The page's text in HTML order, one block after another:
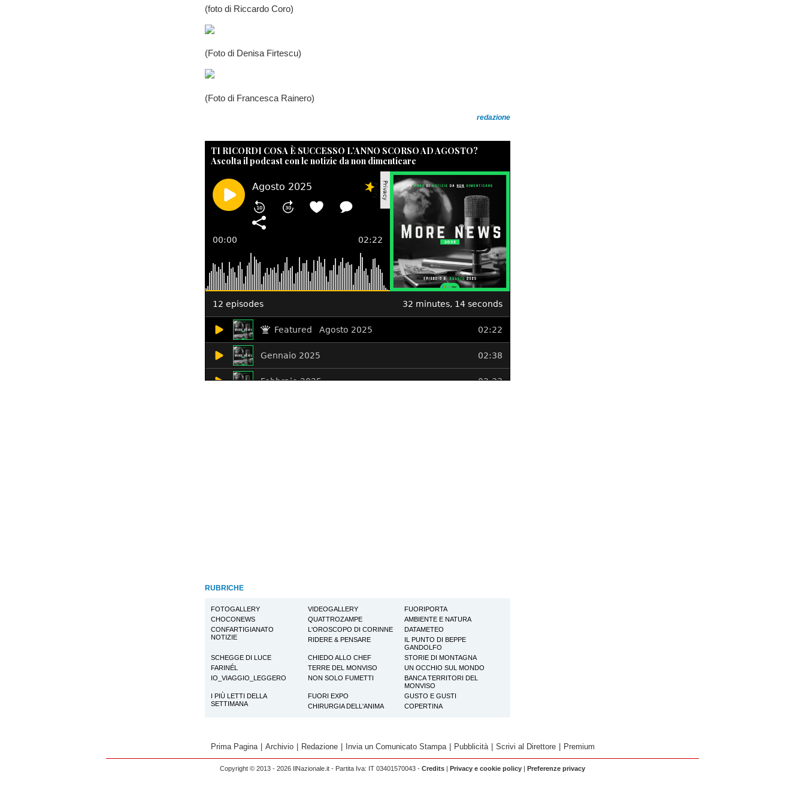
(foto di Riccardo Coro)
(Foto di Denisa Firtescu)
(Foto di Francesca Rainero)
redazione
TI RICORDI COSA È SUCCESSO L’ANNO SCORSO AD AGOSTO?
Ascolta il podcast con le notizie da non dimenticare
RUBRICHE
FOTOGALLERY VIDEOGALLERY
FUORIPORTA
CHOCONEWS
QUATTROZAMPE
AMBIENTE E NATURA
CONFARTIGIANATO
NOTIZIE
L'OROSCOPO DI CORINNE
DATAMETEO
RIDERE & PENSARE
IL PUNTO DI BEPPE
GANDOLFO
SCHEGGE DI LUCE
CHIEDO ALLO CHEF
STORIE DI MONTAGNA
FARINÉL
TERRE DEL MONVISO
UN OCCHIO SUL MONDO
IO_VIAGGIO_LEGGERO
NON SOLO FUMETTI
BANCA TERRITORI DEL
MONVISO
I PIÙ LETTI DELLA
SETTIMANA
FUORI EXPO
GUSTO E GUSTI
CHIRURGIA DELL'ANIMA
COPERTINA
Prima Pagina Archivio Redazione Invia un Comunicato Stampa Pubblicità Scrivi al Direttore Premium
Copyright © 2013 - 2026 IlNazionale.it - Partita Iva: IT 03401570043 - Credits | Privacy e cookie policy | Preferenze privacy